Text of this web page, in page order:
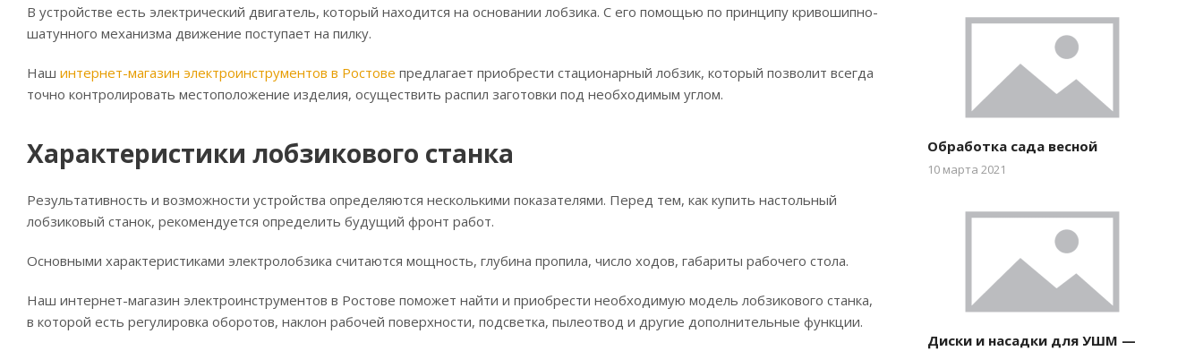
В устройстве есть электрический двигатель, который находится на основании лобзика. С его помощью по принципу кривошипно-
шатунного механизма движение поступает на пилку.
Наш интернет-магазин электроинструментов в Ростове предлагает приобрести стационарный лобзик, который позволит всегда
точно контролировать местоположение изделия, осуществить распил заготовки под необходимым углом.
Характеристики лобзикового станка
Результативность и возможности устройства определяются несколькими показателями. Перед тем, как купить настольный
лобзиковый станок, рекомендуется определить будущий фронт работ.
Основными характеристиками электролобзика считаются мощность, глубина пропила, число ходов, габариты рабочего стола.
Наш интернет-магазин электроинструментов в Ростове поможет найти и приобрести необходимую модель лобзикового станка,
в которой есть регулировка оборотов, наклон рабочей поверхности, подсветка, пылеотвод и другие дополнительные функции.
Обработка сада весной
10 марта 2021
Диски и насадки для УШМ —